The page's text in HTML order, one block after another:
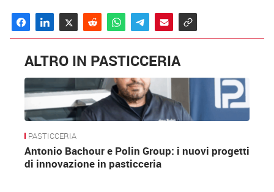
ALTRO IN PASTICCERIA
PASTICCERIA
Antonio Bachour e Polin Group: i nuovi progetti
di innovazione in pasticceria